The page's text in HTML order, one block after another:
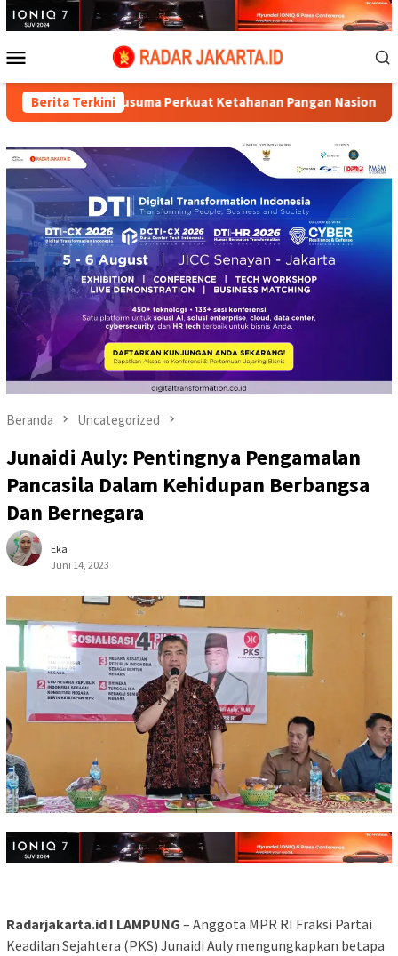
Loncat
ke
Mobile
Berita Terkini
Perkuat Ketahanan Pangan Nasional Perapian
Beranda Uncategorized
Junaidi Auly: Pentingnya Pengamalan
Pancasila Dalam Kehidupan Berbangsa
Dan Bernegara
Eka
Juni 14, 2023
Radarjakarta.id I LAMPUNG – Anggota MPR RI Fraksi Partai
Keadilan Sejahtera (PKS) Junaidi Auly mengungkapkan betapa